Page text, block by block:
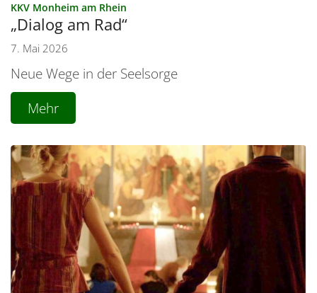
KKV Monheim am Rhein
„Dialog am Rad“
7. Mai 2026
Neue Wege in der Seelsorge
Mehr